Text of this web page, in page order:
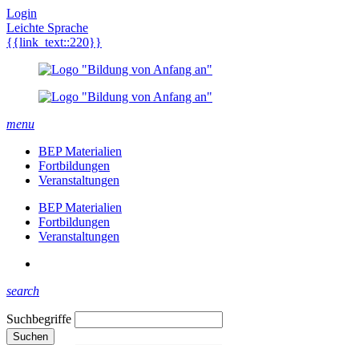
Login
Leichte Sprache
{{link_text::220}}
menu
BEP Materialien
Fortbildungen
Veranstaltungen
BEP Materialien
Fortbildungen
Veranstaltungen
search
Suchbegriffe
Suchen